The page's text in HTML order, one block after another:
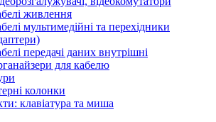
живлення
мультимедійні та перехідники
передачі даних внутрішні
для кабелю
колонки
клавіатура та миша